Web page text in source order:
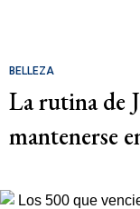
BELLEZA
La rutina de
mantenerse